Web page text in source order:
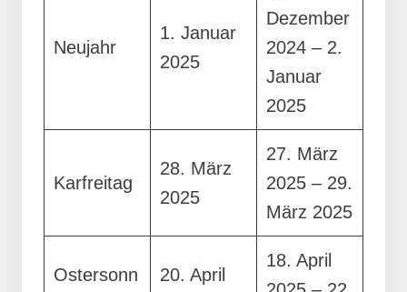
Neujahr
1. Januar
2025
Dezember
2024 – 2.
Januar
2025
Karfreitag
28. März
2025
27. März
2025 – 29.
März 2025
Ostersonn 20. April
18. April